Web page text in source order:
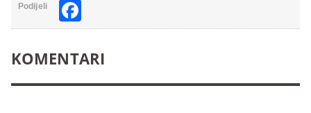
Podijeli
KOMENTARI